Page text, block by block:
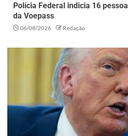
Polícia Federal indicia 16
da Voepass
06/08/2026 Redação